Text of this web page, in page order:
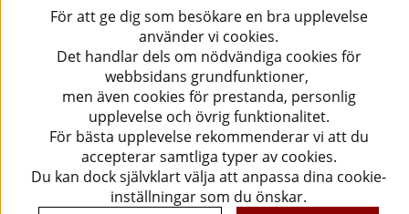
För att ge dig som besökare en bra upplevelse
använder vi cookies.
Det handlar dels om nödvändiga cookies för
webbsidans grundfunktioner,
men även cookies för prestanda, personlig
upplevelse och övrig funktionalitet.
För bästa upplevelse rekommenderar vi att du
accepterar samtliga typer av cookies.
Du kan dock självklart välja att anpassa dina cookie-
inställningar som du önskar.